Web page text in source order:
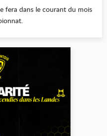
fera dans le courant du mois